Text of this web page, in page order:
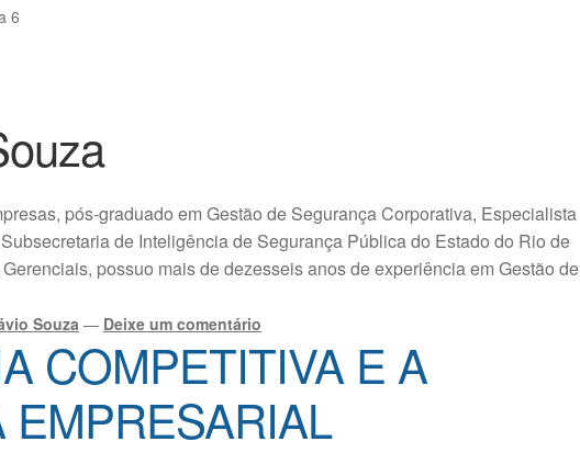
6
pós-graduado em Gestão de Segurança Corporativa, Especialista
de Inteligência de Segurança Pública do Estado do Rio de
possuo mais de dezesseis anos de experiência em Gestão de
Souza — Deixe um comentário
COMPETITIVA E A